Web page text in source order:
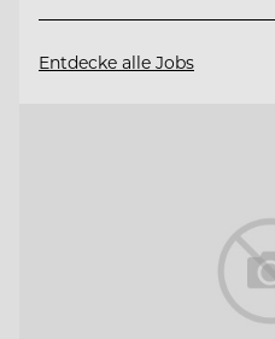
Entdecke alle Jobs